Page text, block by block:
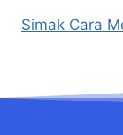
Simak Cara